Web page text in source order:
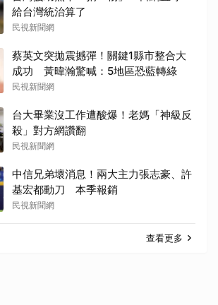
給台灣統治算了
民視新聞網
蔡英文突拋震撼彈！關鍵1縣市整合大
成功 黃暐瀚驚喊：5地區恐藍轉綠
民視新聞網
台大畢業沒工作遭酸爆！老媽「神級反
殺」對方網讚翻
民視新聞網
中信兄弟壞消息！兩大主力張志豪、許
基宏都動刀 本季報銷
民視新聞網
查看更多